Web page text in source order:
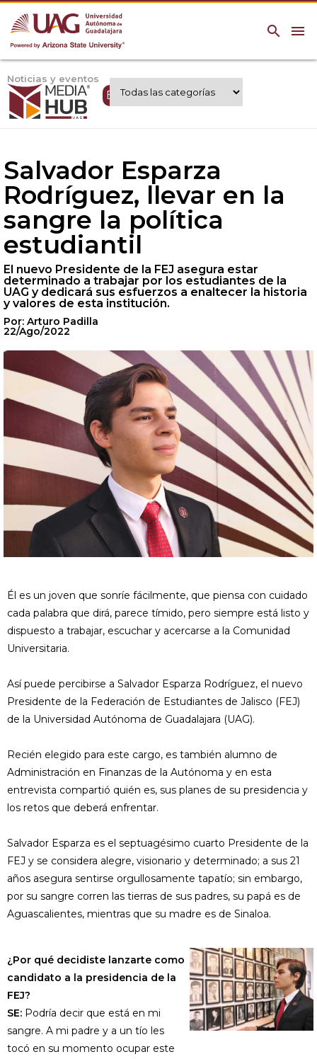
menu
search
Noticias y eventos
Expertos UAG
Salvador Esparza
Rodríguez, llevar en la
sangre la política
estudiantil
El nuevo Presidente de la FEJ asegura estar
determinado a trabajar por los estudiantes de la
UAG y dedicará sus esfuerzos a enaltecer la historia
y valores de esta institución.
Por: Arturo Padilla
22/Ago/2022
Él es un joven que sonríe fácilmente, que piensa con cuidado
cada palabra que dirá, parece tímido, pero siempre está listo y
dispuesto a trabajar, escuchar y acercarse a la Comunidad
Universitaria.
Así puede percibirse a Salvador Esparza Rodríguez, el nuevo
Presidente de la Federación de Estudiantes de Jalisco (FEJ)
de la Universidad Autónoma de Guadalajara (UAG).
Recién elegido para este cargo, es también alumno de
Administración en Finanzas de la Autónoma y en esta
entrevista compartió quién es, sus planes de su presidencia y
los retos que deberá enfrentar.
Salvador Esparza es el septuagésimo cuarto Presidente de la
FEJ y se considera alegre, visionario y determinado; a sus 21
años asegura sentirse orgullosamente tapatío; sin embargo,
por su sangre corren las tierras de sus padres, su papá es de
Aguascalientes, mientras que su madre es de Sinaloa.
¿Por qué decidiste lanzarte como
candidato a la presidencia de la
FEJ?
SE: Podría decir que está en mi
sangre. A mi padre y a un tío les
tocó en su momento ocupar este